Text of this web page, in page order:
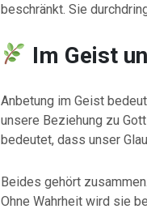
beschränkt. Sie
Im Geist
Anbetung im Geist
unsere Beziehung zu
bedeutet, dass unser
Beides gehört
Ohne Wahrheit wird sie